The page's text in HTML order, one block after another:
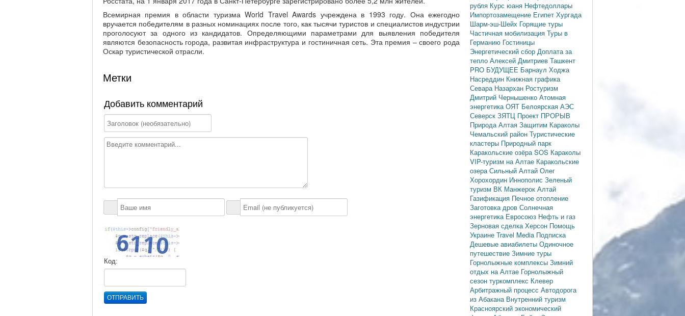
Всемирная премия в области туризма World Travel Awards учреждена в 1993 году. Она ежегодно
вручается победителям в разных номинациях после того, как тысячи туристов и специалистов индустрии
проголосуют за одного из кандидатов. Определяющими параметрами для выявления победителя
являются безопасность города, развитая инфраструктура и гостиничная сеть. Эта премия – своего рода
Оскар туристической отрасли.
Метки
Добавить комментарий
Код:
ОТПРАВИТЬ
рубля Курс юаня Нефтедоллары
Импортозамещение Египет Хургада
Шарм-эш-Шейх Горящие туры
Частичная мобилизация Туры в
Германию Гостиницы
Энергетический сбор Доплата за
тепло Алексей Дмитриев Ташкент
PRO БУДУЩЕЕ Барнаул Ходжа
Насреддин Книжная графика
Севара Назархан Ростуризм
Дмитрий Чернышенко Атомная
энергетикаОЯТ Белоярская АЭС
Северск ЗЯТЦ Проект ПРОРЫВ
Природа Алтая Защитим Караколы
Чемальский район Туристические
кластеры Природный парк
Каракольские озёраSOS Караколы
VIP-туризм на Алтае Каракольские
озераСильный Алтай Олег
Хорохордин Иннополис Зеленый
туризм ВК Манжерок Алтай
Газификация Печное отопление
Заготовка дров Солнечная
энергетика Евросоюз Нефть и газ
Зерновая сделкаХерсон Помощь
Украине Travel Media Подписка
Дешевые авиабилеты Одиночное
путешествие Зимние туры
Горнолыжные комплексы Зимний
отдых на Алтае Горнолыжный
сезон туркомплекс Клевер
Арбитражный процесс Автодорога
из Абакана Внутренний туризм
Красноярский экономический